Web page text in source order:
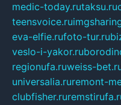
medic-today.rutaksu.ru
teensvoice.ru
eva-elfie.rufoto-tur.ru
veslo-i-yakor.ru
regionufa.ruweiss-
universalia.ruremont-
clubfisher.ru